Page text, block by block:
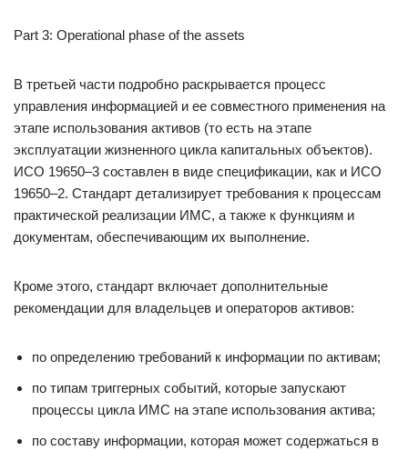
Part 3: Operational phase of the assets
В третьей части подробно раскрывается процесс
управления информацией и ее совместного применения на
этапе использования активов (то есть на этапе
эксплуатации жизненного цикла капитальных объектов).
ИСО 19650–3 составлен в виде спецификации, как и ИСО
19650–2. Стандарт детализирует требования к процессам
практической реализации ИМС, а также к функциям и
документам, обеспечивающим их выполнение.
Кроме этого, стандарт включает дополнительные
рекомендации для владельцев и операторов активов:
по определению требований к информации по активам;
по типам триггерных событий, которые запускают
процессы цикла ИМС на этапе использования актива;
по составу информации, которая может содержаться в